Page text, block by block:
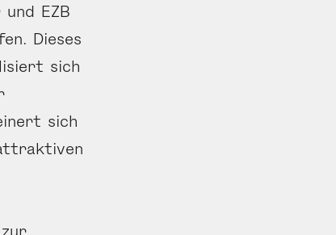
EZB
Dieses
sich
sich